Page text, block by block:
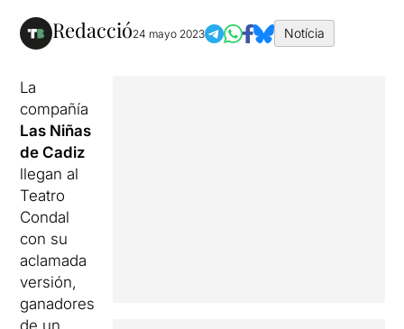
Redacció24 mayo 2023 Notícia
La
compañía
Las Niñas
de Cadiz
llegan al
Teatro
Condal
con su
aclamada
versión,
ganadores
de un